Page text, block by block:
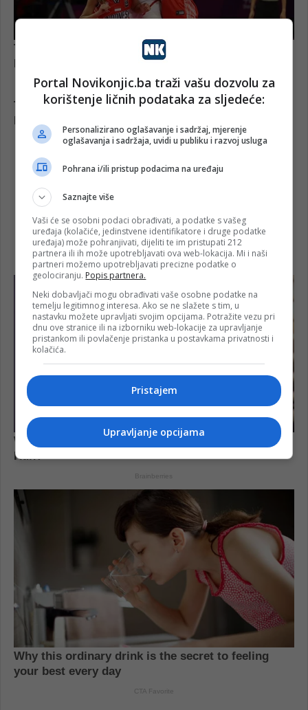
Portal Novikonjic.ba traži vašu dozvolu za
korištenje ličnih podataka za sljedeće:
Personalizirano oglašavanje i sadržaj, mjerenje
oglašavanja i sadržaja, uvidi u publiku i razvoj usluga
Pohrana i/ili pristup podacima na uređaju
Saznajte više
Vaši će se osobni podaci obrađivati, a podatke s vašeg
uređaja (kolačiće, jedinstvene identifikatore i druge podatke
uređaja) može pohranjivati, dijeliti te im pristupati 212
partnera ili ih može upotrebljavati ova web-lokacija. Mi i naši
partneri možemo upotrebljavati precizne podatke o
geolociranju. Popis partnera.
Neki dobavljači mogu obrađivati vaše osobne podatke na
temelju legitimnog interesa. Ako se ne slažete s tim, u
nastavku možete upravljati svojim opcijama. Potražite vezu pri
dnu ove stranice ili na izborniku web-lokacije za upravljanje
pristankom ili povlačenje pristanka u postavkama privatnosti i
kolačića.
Pristajem
Upravljanje opcijama